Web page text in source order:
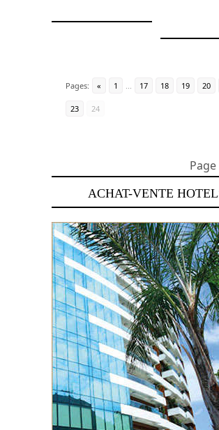
Pages: « 1 17 18 19 20
23 24
ACHAT-VENTE